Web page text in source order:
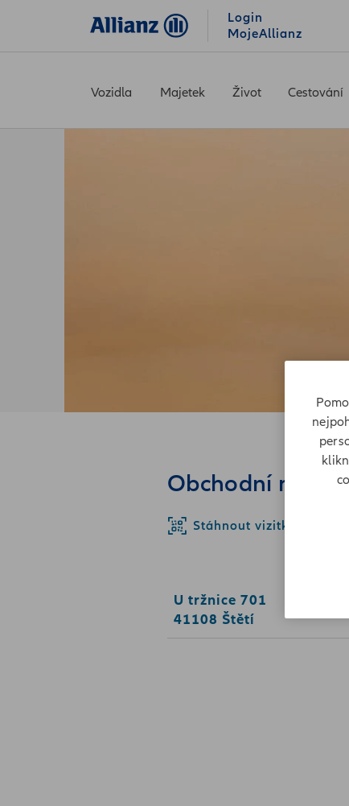
Login
MojeAllianz
Vozidla Majetek Život Cestování
Obchodní místo
Stáhnout vizitku
U tržnice 701
41108 Štětí